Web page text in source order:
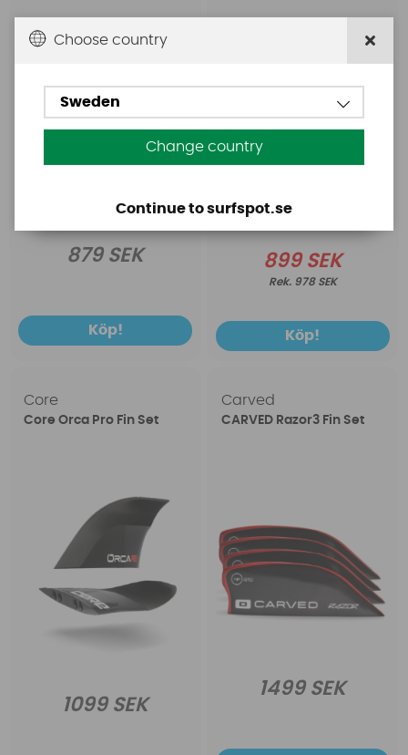
879 SEK
Köp!
899 SEK
978 SEK
Köp!
Core
Core Orca Pro Fin Set
1099 SEK
Carved
CARVED Razor3 Fin Set
1499 SEK
Choose country
Sweden
Change country
Continue to surfspot.se